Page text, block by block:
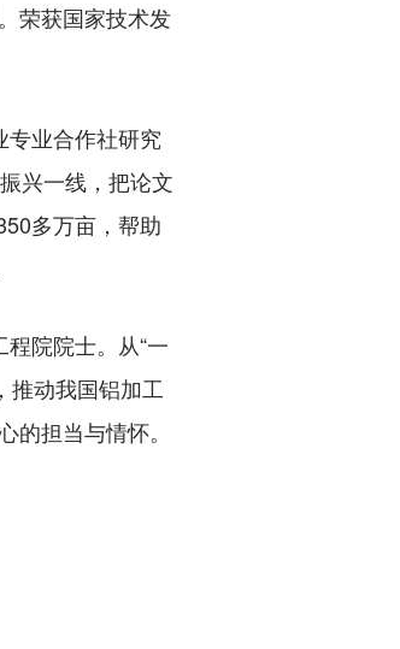
荣获国家技术发
业合作社研究
兴一线，把论文
多万亩，帮助
院院士。从“一
推动我国铝加工
担当与情怀。